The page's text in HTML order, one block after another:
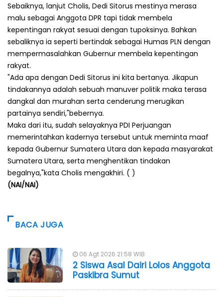
Sebaiknya, lanjut Cholis, Dedi Sitorus mestinya merasa
malu sebagai Anggota DPR tapi tidak membela
kepentingan rakyat sesuai dengan tupoksinya. Bahkan
sebaliknya ia seperti bertindak sebagai Humas PLN dengan
mempermasalahkan Gubernur membela kepentingan
rakyat.
"Ada apa dengan Dedi Sitorus ini kita bertanya. Jikapun
tindakannya adalah sebuah manuver politik maka terasa
dangkal dan murahan serta cenderung merugikan
partainya sendiri,"bebernya.
Maka dari itu, sudah selayaknya PDI Perjuangan
memerintahkan kadernya tersebut untuk meminta maaf
kepada Gubernur Sumatera Utara dan kepada masyarakat
Sumatera Utara, serta menghentikan tindakan
begalnya,"kata Cholis mengakhiri. ( )
(NAI/NAI)
BACA JUGA
06 Agt 2026 21:58 WIB
2 Siswa Asal Dairi Lolos Anggota
Paskibra Sumut